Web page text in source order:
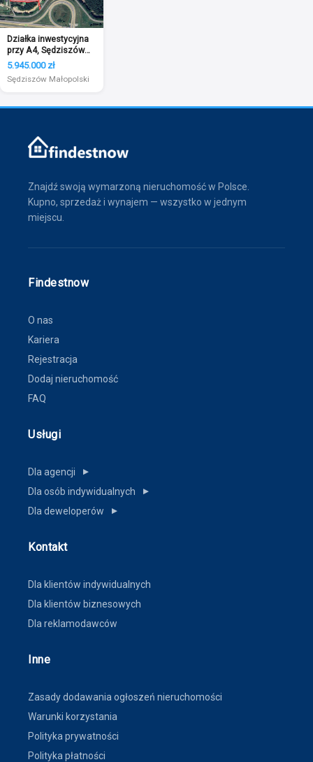
Działka inwestycyjna
przy A4, Sędziszów
Małopolski
5.945.000 zł
Sędziszów Małopolski
Znajdź swoją wymarzoną nieruchomość w Polsce.
Kupno, sprzedaż i wynajem — wszystko w jednym
miejscu.
Findestnow
O nas
Kariera
Rejestracja
Dodaj nieruchomość
FAQ
Usługi
Dla agencji ▼
Dla osób indywidualnych ▼
Dla deweloperów ▼
Kontakt
Dla klientów indywidualnych
Dla klientów biznesowych
Dla reklamodawców
Inne
Zasady dodawania ogłoszeń nieruchomości
Warunki korzystania
Polityka prywatności
Polityka płatności